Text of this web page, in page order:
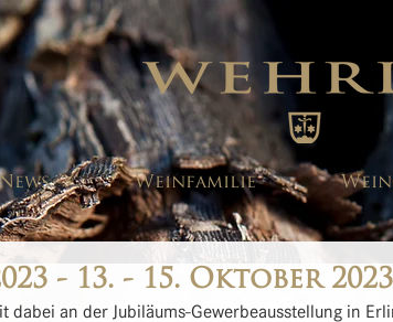
Weinfamilie
- 13. - 15. Oktober
dabei an der Jubiläums-Gewerbeausstellung in